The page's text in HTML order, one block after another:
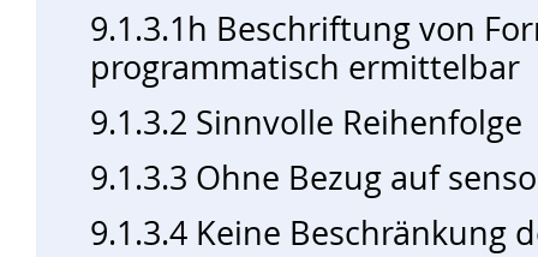
9.1.3.1h Beschriftung von
programmatisch ermittelbar
9.1.3.2 Sinnvolle Reihenfolge
9.1.3.3 Ohne Bezug auf
9.1.3.4 Keine Beschränkung